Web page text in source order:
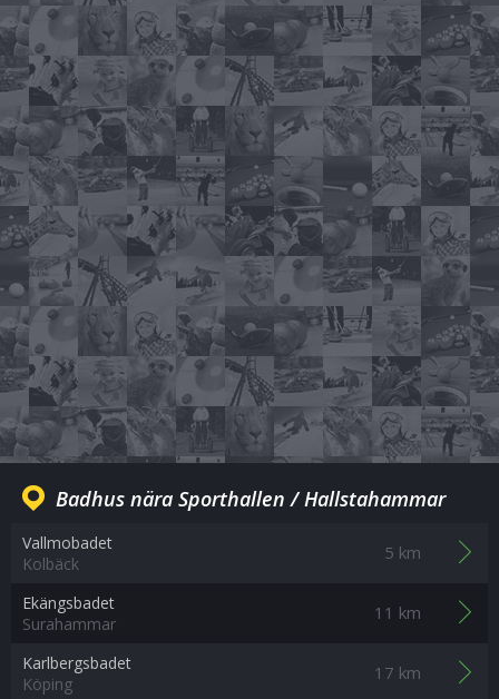
Badhus nära Sporthallen / Hallstahammar
Vallmobadet
Kolbäck
5 km
Ekängsbadet
Surahammar
11 km
Karlbergsbadet
Köping
17 km